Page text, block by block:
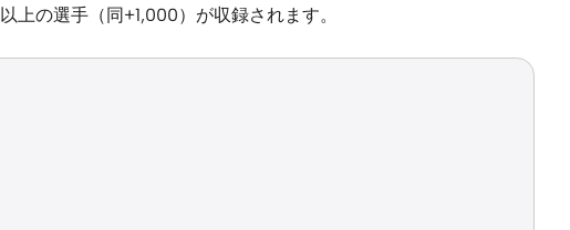
上の選手（同+1,000）が収録されます。